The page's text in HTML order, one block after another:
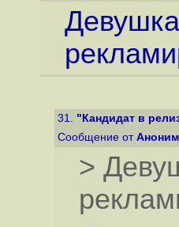
31. "Кандидат в
Сообщение от Аноним
>